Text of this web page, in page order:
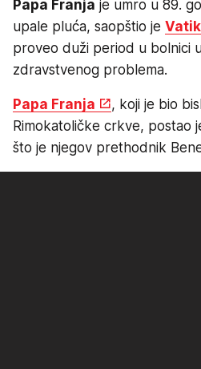
Papa Franja je umro u 89.
upale pluća, saopštio je
proveo duži period u bolnici
zdravstvenog problema.
Papa Franja
, koji je bio
Rimokatoličke crkve, postao
što je njegov prethodnik